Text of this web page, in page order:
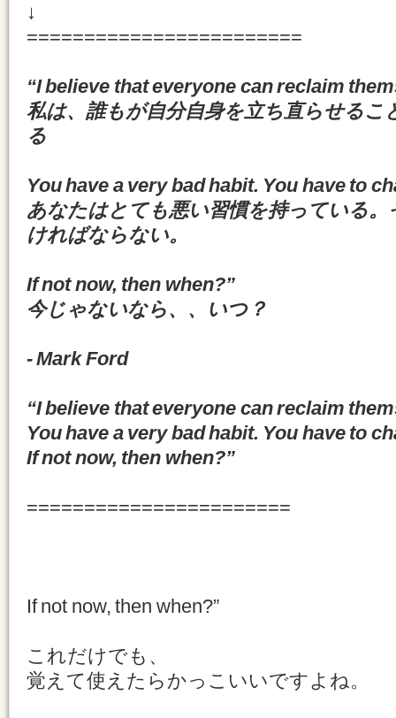
↓
========================
“I believe that everyone can reclaim
私は、誰もが自分自身を立ち直らせるこ
る
You have a very bad habit. You have to
あなたはとても悪い習慣を持っている
ければならない。
If not now, then when?”
今じゃないなら、、いつ？
- Mark Ford
“I believe that everyone can reclaim
You have a very bad habit. You have to
If not now, then when?”
=======================
If not now, then when?”
これだけでも、
覚えて使えたらかっこいいですよね。